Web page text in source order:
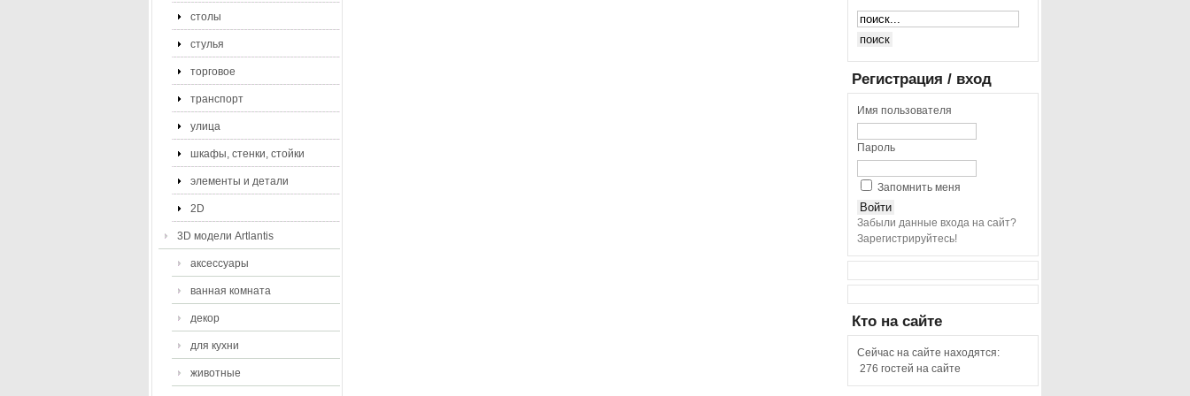
столы
стулья
торговое
транспорт
улица
шкафы, стенки, стойки
элементы и детали
2D
3D модели Artlantis
аксессуары
ванная комната
декор
для кухни
животные
Регистрация / вход
Имя пользователя
Пароль
Запомнить меня
Забыли данные входа на сайт?
Зарегистрируйтесь!
Кто на сайте
Сейчас на сайте находятся:
276 гостей на сайте